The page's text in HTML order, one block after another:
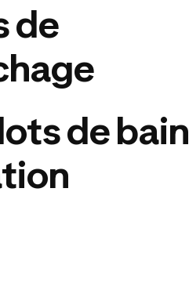
de
de bain